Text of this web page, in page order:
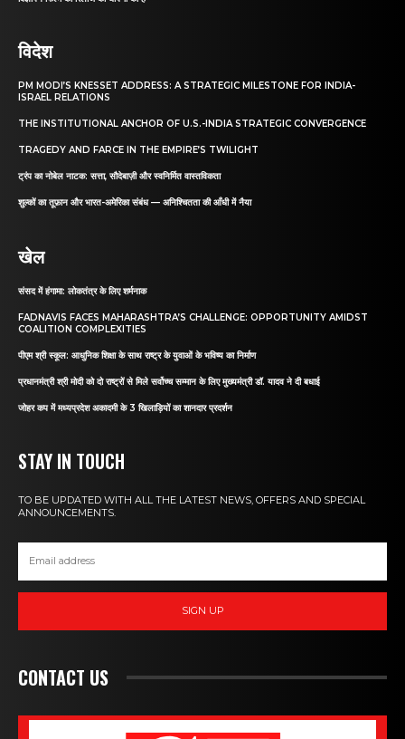
विदेश
PM MODI’S KNESSET ADDRESS: A STRATEGIC MILESTONE FOR INDIA-
ISRAEL RELATIONS
THE INSTITUTIONAL ANCHOR OF U.S.-INDIA STRATEGIC CONVERGENCE
TRAGEDY AND FARCE IN THE EMPIRE’S TWILIGHT
ट्रंप का नोबेल नाटक: सत्ता, सौदेबाज़ी और स्वनिर्मित वास्तविकता
शुल्कों का तूफ़ान और भारत-अमेरिका संबंध — अनिश्चितता की आँधी में नैया
खेल
संसद में हंगामा: लोकतंत्र के लिए शर्मनाक
FADNAVIS FACES MAHARASHTRA’S CHALLENGE: OPPORTUNITY AMIDST
COALITION COMPLEXITIES
पीएम श्री स्कूल: आधुनिक शिक्षा के साथ राष्ट्र के युवाओं के भविष्य का निर्माण
प्रधानमंत्री श्री मोदी को दो राष्ट्रों से मिले सर्वोच्च सम्मान के लिए मुख्यमंत्री डॉ. यादव ने दी बधाई
जोहर कप में मध्यप्रदेश अकादमी के 3 खिलाड़ियों का शानदार प्रदर्शन
STAY IN TOUCH
TO BE UPDATED WITH ALL THE LATEST NEWS, OFFERS AND SPECIAL
ANNOUNCEMENTS.
SIGN UP
CONTACT US